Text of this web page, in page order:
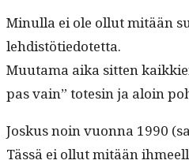
Min­ul­la ei ole ollut mitään
lehdistötiedotetta.
Muu­ta­ma aika sit­ten
pas vain” totesin ja aloin
Joskus noin vuon­na 1990
Tässä ei ollut mitään